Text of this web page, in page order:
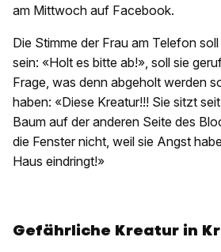
am Mittwoch auf Facebook.
Die Stimme der Frau am Telefon
sein: «Holt es bitte ab!», soll sie
Frage, was denn abgeholt werden
haben: «Diese Kreatur!!! Sie sitzt
Baum auf der anderen Seite des
die Fenster nicht, weil sie Angst
Haus eindringt!»
Gefährliche Kreatur in